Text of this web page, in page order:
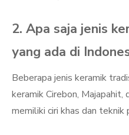
2. Apa saja jenis
yang ada di
Beberapa jenis keramik
keramik Cirebon, Majapahit,
memiliki ciri khas dan teknik